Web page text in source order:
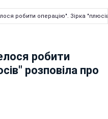
робити операцію". Зірка
робити
розповіла про